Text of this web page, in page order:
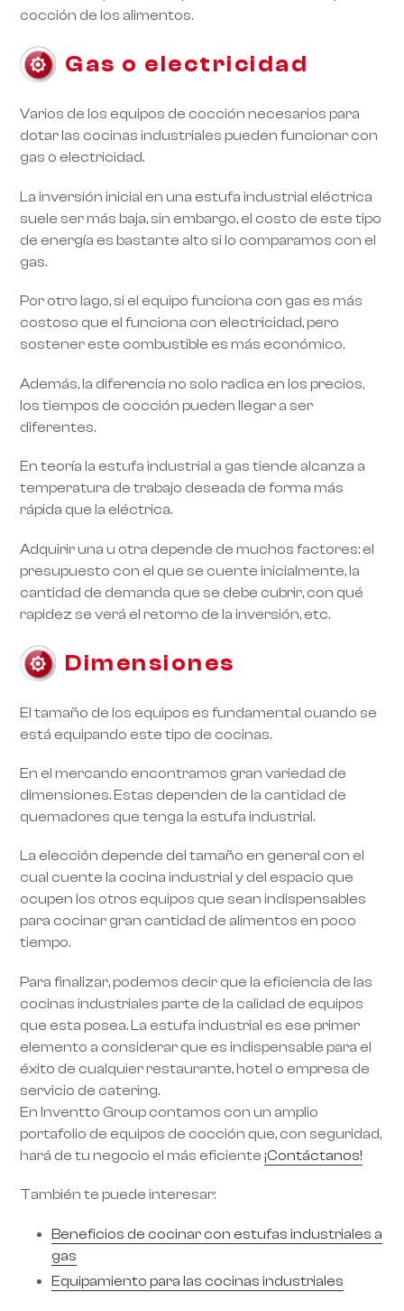
cocción de los alimentos.
Gas o electricidad
Varios de los equipos de cocción necesarios para
dotar las cocinas industriales pueden funcionar con
gas o electricidad.
La inversión inicial en una estufa industrial eléctrica
suele ser más baja, sin embargo, el costo de este tipo
de energía es bastante alto si lo comparamos con el
gas.
Por otro lago, si el equipo funciona con gas es más
costoso que el funciona con electricidad, pero
sostener este combustible es más económico.
Además, la diferencia no solo radica en los precios,
los tiempos de cocción pueden llegar a ser
diferentes.
En teoría la estufa industrial a gas tiende alcanza a
temperatura de trabajo deseada de forma más
rápida que la eléctrica.
Adquirir una u otra depende de muchos factores: el
presupuesto con el que se cuente inicialmente, la
cantidad de demanda que se debe cubrir, con qué
rapidez se verá el retorno de la inversión, etc.
Dimensiones
El tamaño de los equipos es fundamental cuando se
está equipando este tipo de cocinas.
En el mercando encontramos gran variedad de
dimensiones. Estas dependen de la cantidad de
quemadores que tenga la estufa industrial.
La elección depende del tamaño en general con el
cual cuente la cocina industrial y del espacio que
ocupen los otros equipos que sean indispensables
para cocinar gran cantidad de alimentos en poco
tiempo.
Para finalizar, podemos decir que la eficiencia de las
cocinas industriales parte de la calidad de equipos
que esta posea. La estufa industrial es ese primer
elemento a considerar que es indispensable para el
éxito de cualquier restaurante, hotel o empresa de
servicio de catering.
En Inventto Group contamos con un amplio
portafolio de equipos de cocción que, con seguridad,
hará de tu negocio el más eficiente ¡Contáctanos!
También te puede interesar:
Beneficios de cocinar con estufas industriales a
gas
Equipamiento para las cocinas industriales
RoarTheme